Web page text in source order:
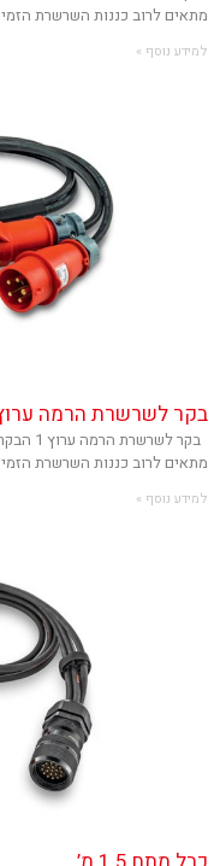
מתאים לרוב כננות השרשרת
למידע נוסף »
בקר לשרשרת הרמה ערוץ
בקר
מתאים לרוב כננות השרשרת
למידע נוסף »